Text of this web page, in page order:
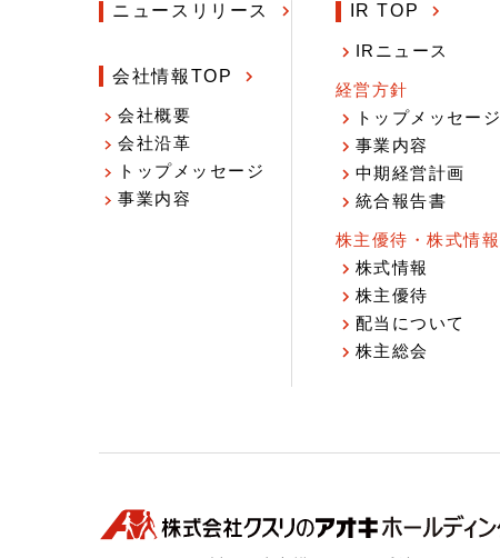
ニュースリリース
会社情報TOP
会社概要
会社沿革
トップメッセージ
事業内容
IR TOP
IRニュース
経営方針
トップメッセージ
事業内容
中期経営計画
統合報告書
株主優待・株式情報
株式情報
株主優待
配当について
株主総会